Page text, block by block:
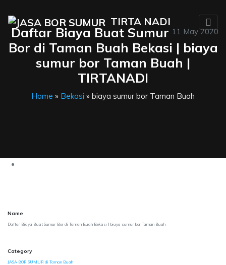
TIRTA NADI
11 May 2020
Daftar Biaya Buat Sumur
Bor di Taman Buah Bekasi | biaya
sumur bor Taman Buah |
TIRTANADI
Home » Bekasi » biaya sumur bor Taman Buah
Name
Daftar Biaya Buat Sumur Bor di Taman Buah Bekasi | biaya sumur bor Taman Buah
Category
JASA BOR SUMUR di Taman Buah